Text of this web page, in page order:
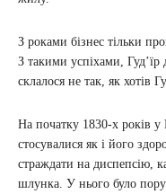
З роками бізнес тільки
З такими успіхами,
склалося не так, як хотів
На початку 1830-х років у
стосувалися як і його
страждати на диспепсію,
шлунка. У нього було